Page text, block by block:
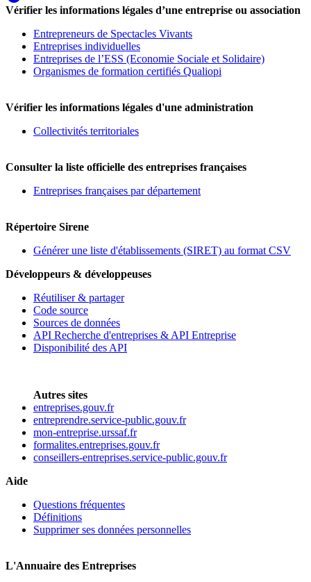
Vérifier les informations légales d’une entreprise ou association
Entrepreneurs de Spectacles Vivants
Entreprises individuelles
Entreprises de l’ESS (Economie Sociale et Solidaire)
Organismes de formation certifiés Qualiopi
Vérifier les informations légales d'une administration
Collectivités territoriales
Consulter la liste officielle des entreprises françaises
Entreprises françaises par département
Répertoire Sirene
Générer une liste d'établissements (SIRET) au format CSV
Développeurs & développeuses
Réutiliser & partager
Code source
Sources de données
API Recherche d'entreprises & API Entreprise
Disponibilité des API
Autres sites
entreprises.gouv.fr
entreprendre.service-public.gouv.fr
mon-entreprise.urssaf.fr
formalites.entreprises.gouv.fr
conseillers-entreprises.service-public.gouv.fr
Aide
Questions fréquentes
Définitions
Supprimer ses données personnelles
L'Annuaire des Entreprises